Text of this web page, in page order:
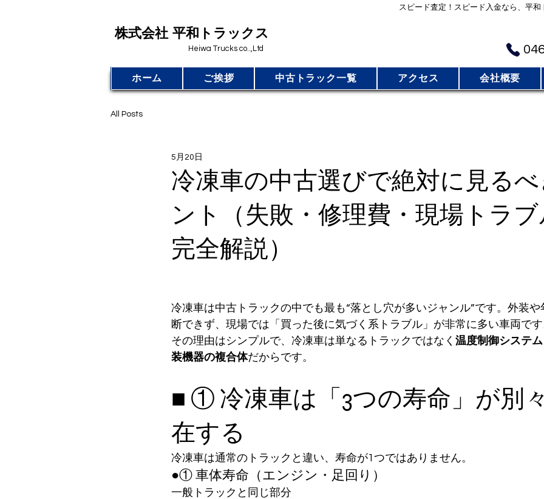
​株式会社 平和トラックス
Heiwa Trucks co..,Ltd
スピード査定！スピード入金なら、平
ホーム ご挨拶 中古トラック一覧 アクセス 会社概要
All Posts
冷凍車の中古選びで絶対に見る
ント（失敗・修理費・現場トラ
完全解説）
5月20日
冷凍車は中古トラックの中でも最も“落とし穴が多いジャンル”です。外装
断できず、現場では「買った後に気づく系トラブル」が非常に多い車両で
その理由はシンプルで、冷凍車は単なるトラックではなく 温度制御システ
装機器の複合体だからです。
■ ① 冷凍車は「3つの寿命」が別
在する
冷凍車は通常のトラックと違い、寿命が1つではありません。
●① 車体寿命（エンジン・足回り）
一般トラックと同じ部分